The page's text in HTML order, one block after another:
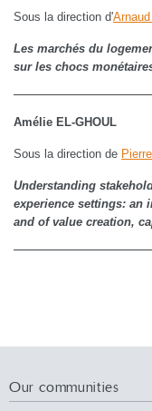
Sous la direction d'
Les marchés du
sur les chocs
Amélie EL-GHOUL
Sous la direction de
Understanding
experience settings: an
and of value creation,
Our communities